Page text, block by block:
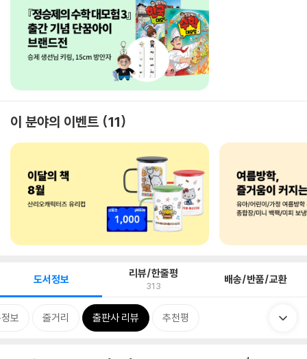
이 분야의 이벤트 11
도서정보 리뷰/한줄평
313 배송/반품/교환
보 줄거리 출판사 리뷰 추천평